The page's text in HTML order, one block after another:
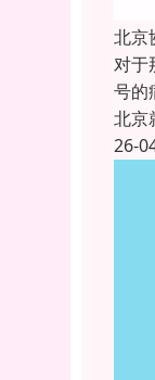
北京
对于
号的
北京
26-